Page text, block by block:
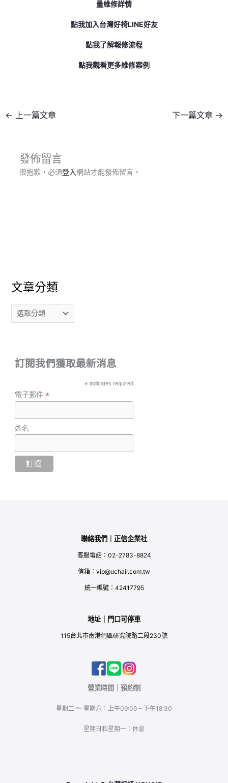
量維修詳情
點我加入台灣好椅LINE好友
點我了解報修流程
點我觀看更多維修案例
← 上一篇文章 下一篇文章 →
發佈留言
很抱歉，必須登入網站才能發佈留言。
文章分類
訂閱我們獲取最新消息
*indicates required
電子郵件*
姓名
聯絡我們｜正信企業社
客服電話：02-2783-8824
信箱：vip@uchair.com.tw
統一編號：42417795
地址｜門口可停車
115台北市南港們區研究院路二段230號
營業時間｜預約制
星期二 ～ 星期六：上午09:00 – 下午18:30
星期日和星期一：休息